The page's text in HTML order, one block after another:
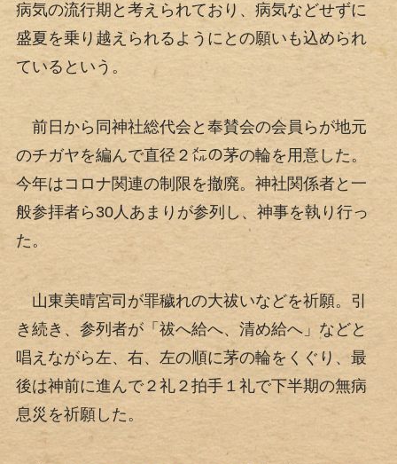
病気の流行期と考えられており、病気などせずに
盛夏を乗り越えられるようにとの願いも込められ
ているという。
前日から同神社総代会と奉賛会の会員らが地元
のチガヤを編んで直径２㍍の茅の輪を用意した。
今年はコロナ関連の制限を撤廃。神社関係者と一
般参拝者ら30人あまりが参列し、神事を執り行っ
た。
山東美晴宮司が罪穢れの大祓いなどを祈願。引
き続き、参列者が「祓へ給へ、清め給へ」などと
唱えながら左、右、左の順に茅の輪をくぐり、最
後は神前に進んで２礼２拍手１礼で下半期の無病
息災を祈願した。